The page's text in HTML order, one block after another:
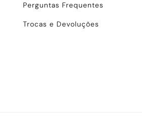
Perguntas Frequentes
Trocas e Devoluções